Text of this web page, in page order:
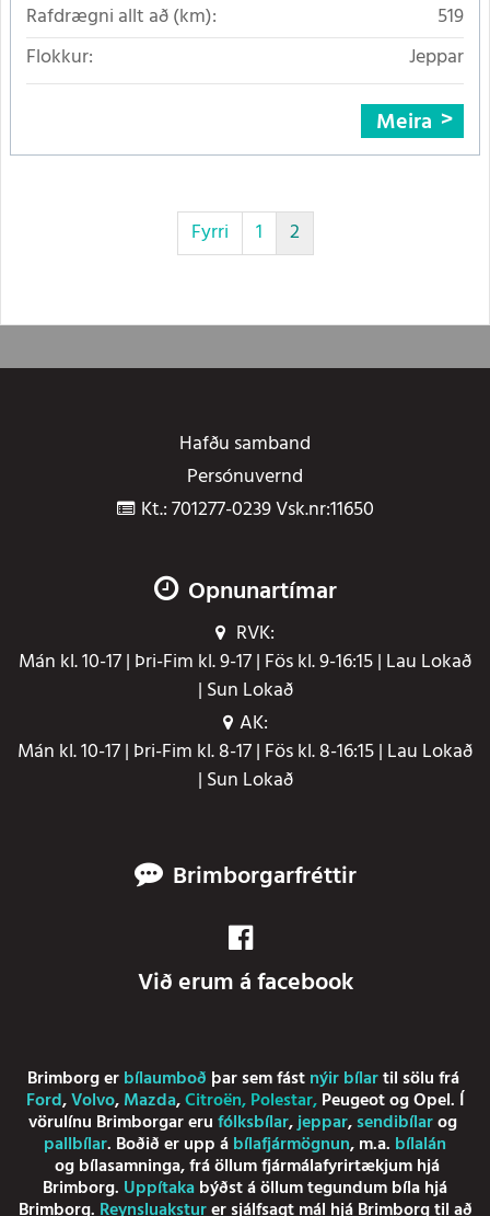
Rafdrægni allt að (km):
519
Flokkur:
Jeppar
Meira
Fyrri 1 2
Hafðu samband
Persónuvernd
Kt.: 701277-0239 Vsk.nr:11650
Opnunartímar
RVK:
Mán kl. 10-17 | Þri-Fim kl. 9-17 | Fös kl. 9-16:15 | Lau Lokað
| Sun Lokað
AK:
Mán kl. 10-17 | Þri-Fim kl. 8-17 | Fös kl. 8-16:15 | Lau Lokað
| Sun Lokað
Brimborgarfréttir
Við erum á facebook
Brimborg erbílaumboð þar sem fástnýir bílartil sölu frá
Ford,Volvo,Mazda,Citroën,Polestar,PeugeotogOpel. Í
vörulínu Brimborgar erufólksbílar,jeppar,sendibílarog
pallbílar. Boðið er upp ábílafjármögnun, m.a. bílalán
ogbílasamninga, frá öllum fjármálafyrirtækjum hjá
Brimborg. Uppítakabýðst á öllum tegundum bíla hjá